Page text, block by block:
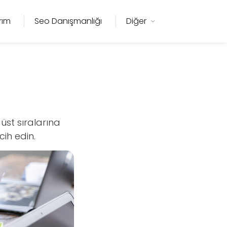
Seo Danışmanlığı Diğer
sıralarına
edin.